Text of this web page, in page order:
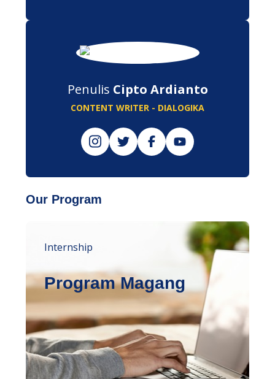
Penulis Cipto Ardianto
CONTENT WRITER - DIALOGIKA
Our Program
Internship
Program Magang